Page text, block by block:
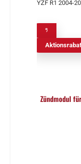
Zündmodul